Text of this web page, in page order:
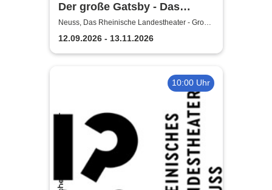
Der große Gatsby - Das
Rheinische Landestheater
Neuss
Neuss, Das Rheinische Landestheater - Große
Bühne
12.09.2026 - 13.11.2026
10:00 Uhr